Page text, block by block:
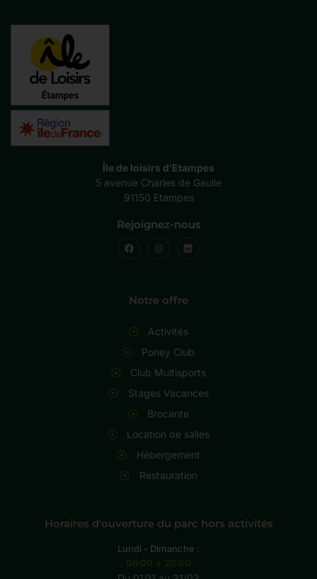
Île de loisirs d’Etampes
5 avenue Charles de Gaulle
91150 Etampes
Rejoignez-nous
Notre offre
Activités
Poney Club
Club Multisports
Stages Vacances
Brocante
Location de salles
Hébergement
Restauration
Horaires d'ouverture du parc hors activités
Lundi - Dimanche :